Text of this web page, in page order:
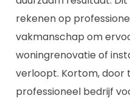
rekenen op
vakmanschap om
woningrenovatie of
verloopt. Kortom, door
professioneel bedrijf